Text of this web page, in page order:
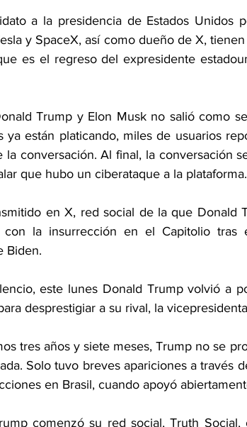
a la presidencia de Estados Unidos
y SpaceX, así como dueño de X,
es el regreso del expresidente
Trump y Elon Musk no salió como
ya están platicando, miles de usuarios
la conversación. Al final, la conversación
que hubo un ciberataque a la plataforma.
en X, red social de la que Donald
con la insurrección en el Capitolio tras
Biden.
este lunes Donald Trump volvió a
desprestigiar a su rival, la
tres años y siete meses, Trump no se
Solo tuvo breves apariciones a través
en Brasil, cuando apoyó
comenzó su red social, Truth